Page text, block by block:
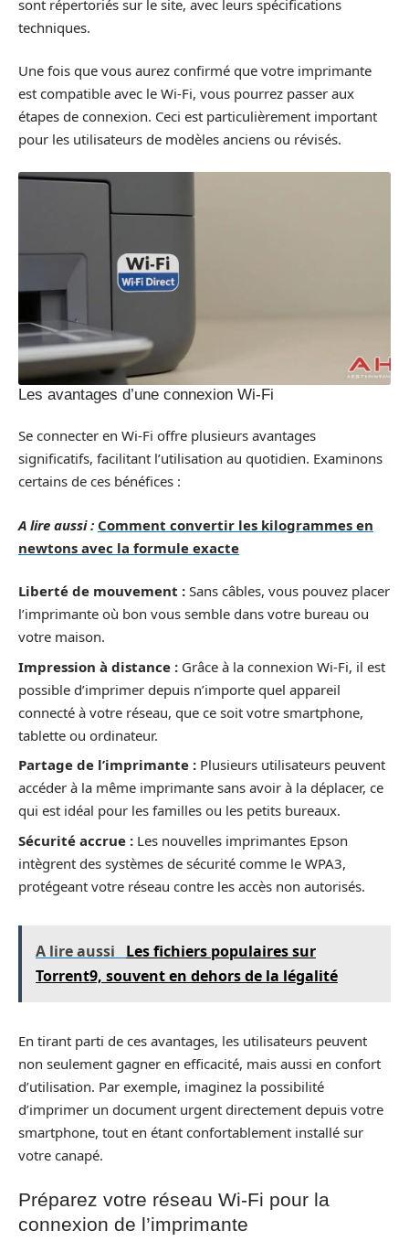
sont répertoriés sur le site, avec leurs spécifications
techniques.
Une fois que vous aurez confirmé que votre imprimante
est compatible avec le Wi-Fi, vous pourrez passer aux
étapes de connexion. Ceci est particulièrement important
pour les utilisateurs de modèles anciens ou révisés.
Les avantages d’une connexion Wi-Fi
Se connecter en Wi-Fi offre plusieurs avantages
significatifs, facilitant l’utilisation au quotidien. Examinons
certains de ces bénéfices :
A lire aussi : Comment convertir les kilogrammes en
newtons avec la formule exacte
Liberté de mouvement : Sans câbles, vous pouvez placer
l’imprimante où bon vous semble dans votre bureau ou
votre maison.
Impression à distance : Grâce à la connexion Wi-Fi, il est
possible d’imprimer depuis n’importe quel appareil
connecté à votre réseau, que ce soit votre smartphone,
tablette ou ordinateur.
Partage de l’imprimante : Plusieurs utilisateurs peuvent
accéder à la même imprimante sans avoir à la déplacer, ce
qui est idéal pour les familles ou les petits bureaux.
Sécurité accrue : Les nouvelles imprimantes Epson
intègrent des systèmes de sécurité comme le WPA3,
protégeant votre réseau contre les accès non autorisés.
A lire aussi
Les fichiers populaires sur
Torrent9, souvent en dehors de la légalité
En tirant parti de ces avantages, les utilisateurs peuvent
non seulement gagner en efficacité, mais aussi en confort
d’utilisation. Par exemple, imaginez la possibilité
d’imprimer un document urgent directement depuis votre
smartphone, tout en étant confortablement installé sur
votre canapé.
Préparez votre réseau Wi-Fi pour la
connexion de l’imprimante